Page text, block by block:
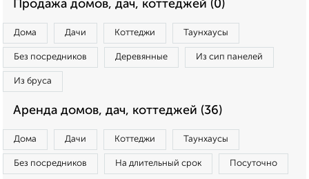
Продажа домов, дач, коттеджей (0)
Дома Дачи Коттеджи Таунхаусы
Без посредников Деревянные Из сип панелей
Из бруса
Аренда домов, дач, коттеджей (36)
Дома Дачи Коттеджи Таунхаусы
Без посредников На длительный срок Посуточно